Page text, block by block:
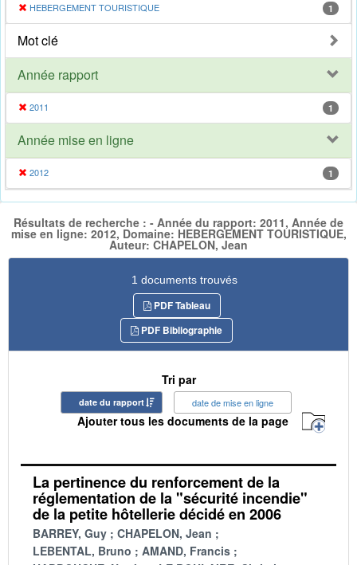
HEBERGEMENT TOURISTIQUE 1
Mot clé
Année rapport
2011 1
Année mise en ligne
2012 1
Résultats de recherche : - Année du rapport: 2011, Année de
mise en ligne: 2012, Domaine: HEBERGEMENT TOURISTIQUE,
Auteur: CHAPELON, Jean
1 documents trouvés
PDF Tableau
PDF Bibliographie
Tri par
date du rapport date de mise en ligne
Ajouter tous les documents de la page
La pertinence du renforcement de la
réglementation de la "sécurité incendie"
de la petite hôtellerie décidé en 2006
BARREY, Guy
CHAPELON, Jean
LEBENTAL, Bruno
AMAND, Francis